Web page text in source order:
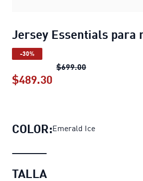
Jersey Essentials para
-30%
$699.00Jersey
$489.30
COLOR:Emerald Ice
TALLA